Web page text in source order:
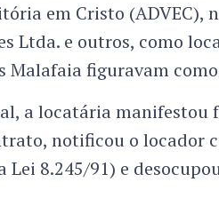
em Cristo (ADVEC),
Ltda. e outros, como
Malafaia figuravam
a locatária manifestou
notificou o locador
Lei 8.245/91) e